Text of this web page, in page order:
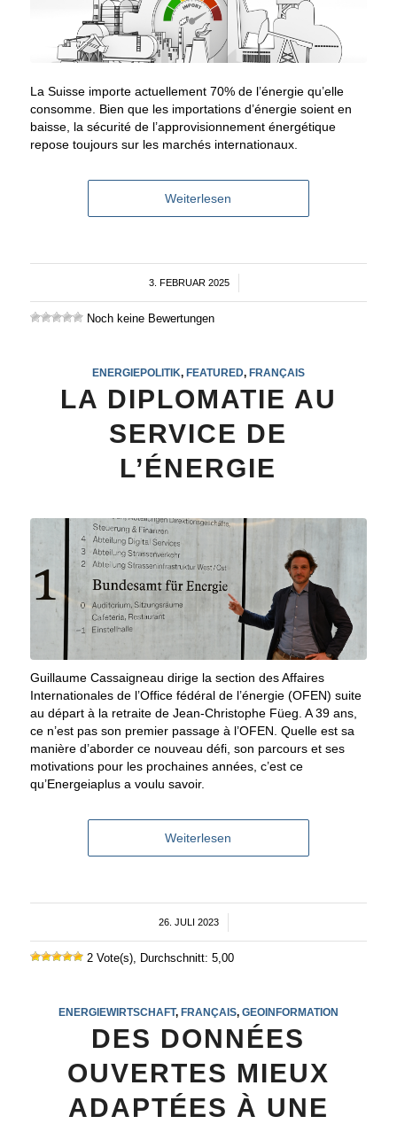
La Suisse importe actuellement 70% de l’énergie qu’elle
consomme. Bien que les importations d’énergie soient en
baisse, la sécurité de l’approvisionnement énergétique
repose toujours sur les marchés internationaux.
Weiterlesen
3. FEBRUAR 2025
/
Noch keine Bewertungen
ENERGIEPOLITIK, FEATURED, FRANÇAIS
LA DIPLOMATIE AU
SERVICE DE
L’ÉNERGIE
Guillaume Cassaigneau dirige la section des Affaires
Internationales de l’Office fédéral de l’énergie (OFEN) suite
au départ à la retraite de Jean-Christophe Füeg. A 39 ans,
ce n’est pas son premier passage à l’OFEN. Quelle est sa
manière d’aborder ce nouveau défi, son parcours et ses
motivations pour les prochaines années, c’est ce
qu’Energeiaplus a voulu savoir.
Weiterlesen
26. JULI 2023
2 Vote(s), Durchschnitt: 5,00
ENERGIEWIRTSCHAFT, FRANÇAIS, GEOINFORMATION
DES DONNÉES
OUVERTES MIEUX
ADAPTÉES À UNE